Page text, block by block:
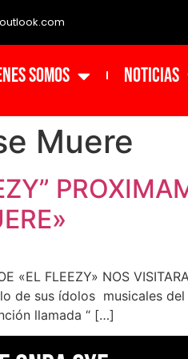
Somos NOTICIAS
Muere
«EL FLEEZY» NOS
de sus ídolos musicales
llamada “ […]